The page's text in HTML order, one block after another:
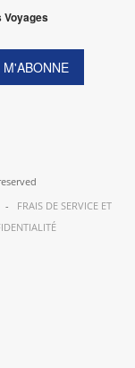
Voyages
M'ABONNE
- FRAIS DE SERVICE ET